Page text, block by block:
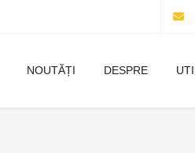
NOUTĂȚI DESPRE